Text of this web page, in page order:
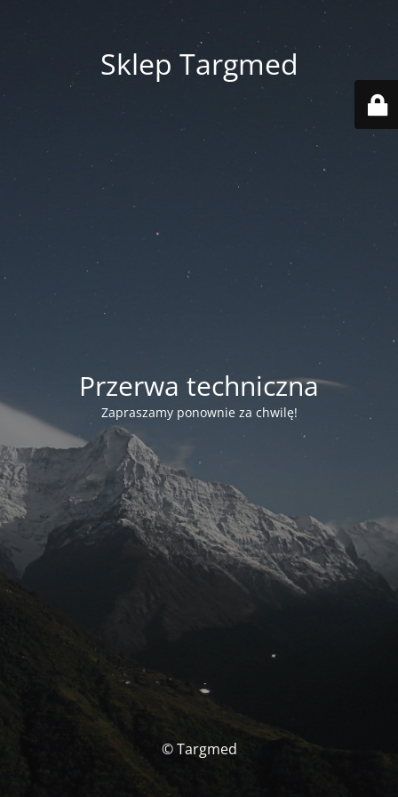
Sklep Targmed
Przerwa techniczna
Zapraszamy ponownie za chwilę!
© Targmed